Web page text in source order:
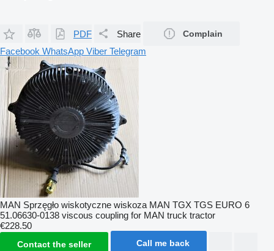
PDF Share Complain
Facebook WhatsApp Viber Telegram
MAN Sprzęgło wiskotyczne wiskoza MAN TGX TGS EURO 6
51.06630-0138 viscous coupling for MAN truck tractor
€228.50
Contact the seller Call me back